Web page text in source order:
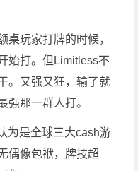
桌玩家打牌的时候，
始打。但Limitless不
。又强又狂，输了就
强那一群人打。
为是全球三大cash游
偶像包袱，牌技超